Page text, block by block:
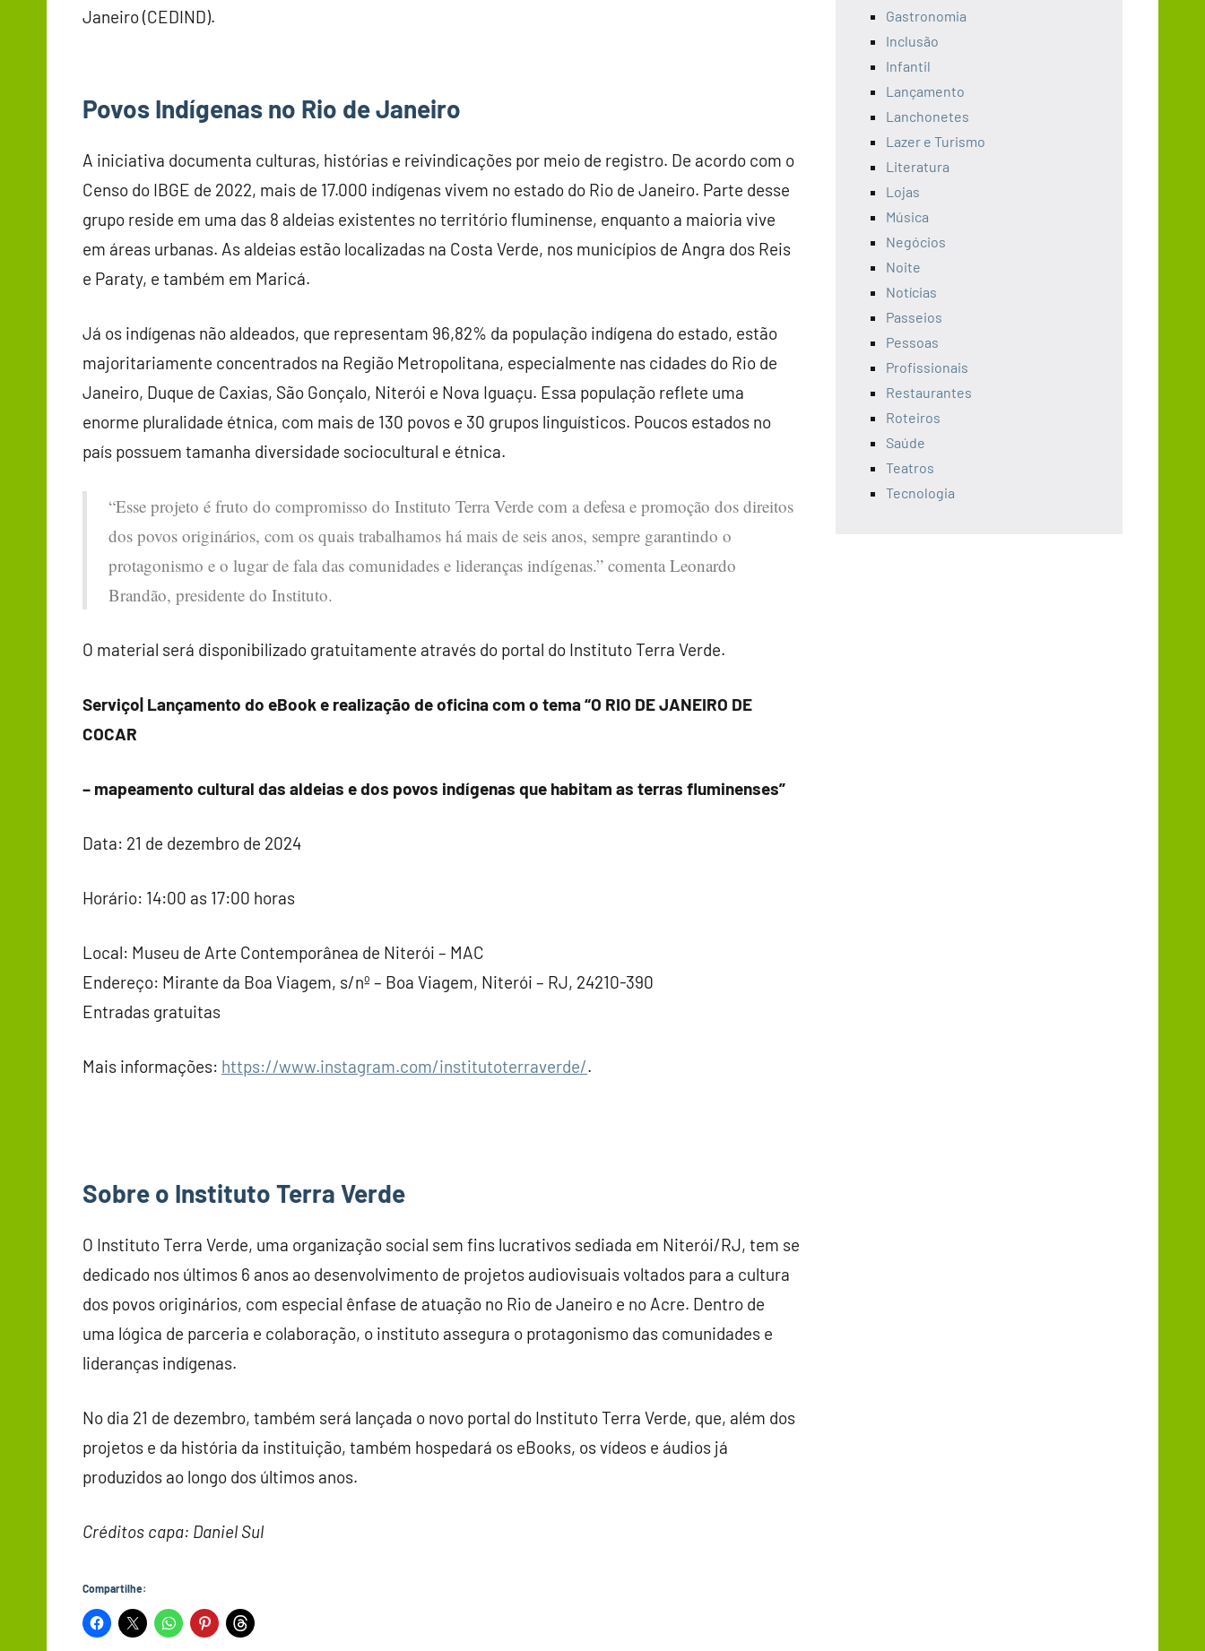
Janeiro (CEDIND).
Povos Indígenas no Rio de Janeiro
A iniciativa documenta culturas, histórias e reivindicações por meio de registro. De acordo com o
Censo do IBGE de 2022, mais de 17.000 indígenas vivem no estado do Rio de Janeiro. Parte desse
grupo reside em uma das 8 aldeias existentes no território fluminense, enquanto a maioria vive
em áreas urbanas. As aldeias estão localizadas na Costa Verde, nos municípios de Angra dos Reis
e Paraty, e também em Maricá.
Já os indígenas não aldeados, que representam 96,82% da população indígena do estado, estão
majoritariamente concentrados na Região Metropolitana, especialmente nas cidades do Rio de
Janeiro, Duque de Caxias, São Gonçalo, Niterói e Nova Iguaçu. Essa população reflete uma
enorme pluralidade étnica, com mais de 130 povos e 30 grupos linguísticos. Poucos estados no
país possuem tamanha diversidade sociocultural e étnica.
“Esse projeto é fruto do compromisso do Instituto Terra Verde com a defesa e promoção dos direitos
dos povos originários, com os quais trabalhamos há mais de seis anos, sempre garantindo o
protagonismo e o lugar de fala das comunidades e lideranças indígenas.” comenta Leonardo
Brandão, presidente do Instituto.
O material será disponibilizado gratuitamente através do portal do Instituto Terra Verde.
Serviço| Lançamento do eBook e realização de oficina com o tema “O RIO DE JANEIRO DE
COCAR
– mapeamento cultural das aldeias e dos povos indígenas que habitam as terras fluminenses”
Data: 21 de dezembro de 2024
Horário: 14:00 as 17:00 horas
Local: Museu de Arte Contemporânea de Niterói – MAC
Endereço: Mirante da Boa Viagem, s/nº – Boa Viagem, Niterói – RJ, 24210-390
Entradas gratuitas
Mais informações: https://www.instagram.com/institutoterraverde/.
Sobre o Instituto Terra Verde
O Instituto Terra Verde, uma organização social sem fins lucrativos sediada em Niterói/RJ, tem se
dedicado nos últimos 6 anos ao desenvolvimento de projetos audiovisuais voltados para a cultura
dos povos originários, com especial ênfase de atuação no Rio de Janeiro e no Acre. Dentro de
uma lógica de parceria e colaboração, o instituto assegura o protagonismo das comunidades e
lideranças indígenas.
No dia 21 de dezembro, também será lançada o novo portal do Instituto Terra Verde, que, além dos
projetos e da história da instituição, também hospedará os eBooks, os vídeos e áudios já
produzidos ao longo dos últimos anos.
Créditos capa: Daniel Sul
Compartilhe:
Gastronomia
Inclusão
Infantil
Lançamento
Lanchonetes
Lazer e Turismo
Literatura
Lojas
Música
Negócios
Noite
Notícias
Passeios
Pessoas
Profissionais
Restaurantes
Roteiros
Saúde
Teatros
Tecnologia